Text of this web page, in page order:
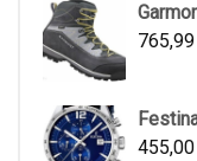
765,99
455,00